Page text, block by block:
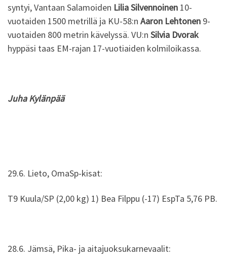
syntyi, Vantaan Salamoiden Lilia Silvennoinen 10-
vuotaiden 1500 metrillä ja KU-58:n Aaron Lehtonen 9-
vuotaiden 800 metrin kävelyssä. VU:n Silvia Dvorak
hyppäsi taas EM-rajan 17-vuotiaiden kolmiloikassa.
Juha Kylänpää
29.6. Lieto, OmaSp-kisat:
T9 Kuula/SP (2,00 kg) 1) Bea Filppu (-17) EspTa 5,76 PB.
28.6. Jämsä, Pika- ja aitajuoksukarnevaalit: